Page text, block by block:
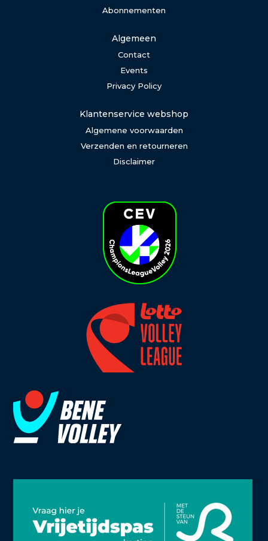
Abonnementen
Algemeen
Contact
Events
Privacy Policy
Klantenservice webshop
Algemene voorwaarden
Verzenden en retourneren
Disclaimer